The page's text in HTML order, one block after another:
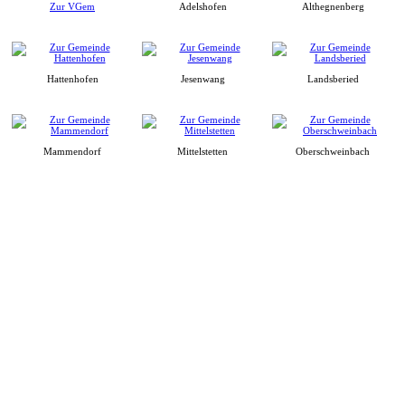
Zur VGem Adelshofen Althegnenberg
Hattenhofen Jesenwang Landsberied
Mammendorf Mittelstetten Oberschweinbach